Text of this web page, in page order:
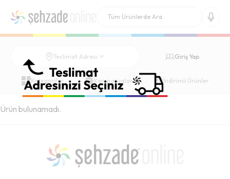
Teslimat Adresi Giriş Yap
Kategoriler Kampanyalar İndirimli Ürünler
Ürün bulunamadı.